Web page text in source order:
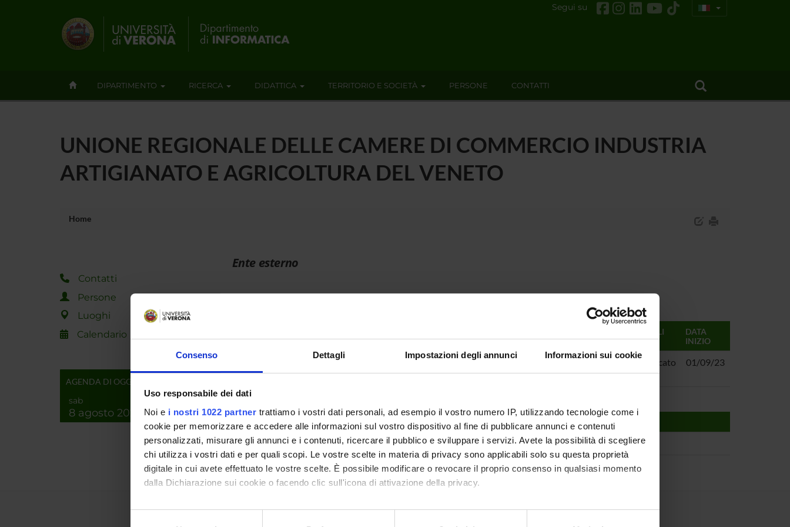
Consenso Dettagli Impostazioni degli annunci Informazioni sui cookie
Uso responsabile dei dati
Noi e i nostri 1022 partner trattiamo i vostri dati personali, ad esempio il vostro numero IP, utilizzando tecnologie come i
cookie per memorizzare e accedere alle informazioni sul vostro dispositivo al fine di pubblicare annunci e contenuti
personalizzati, misurare gli annunci e i contenuti, ricercare il pubblico e sviluppare i servizi. Avete la possibilità di scegliere
chi utilizza i vostri dati e per quali scopi. Le vostre scelte in materia di privacy sono applicabili solo su questa proprietà
digitale in cui avete effettuato le vostre scelte. È possibile modificare o revocare il proprio consenso in qualsiasi momento
dalla Dichiarazione sui cookie o facendo clic sull'icona di attivazione della privacy.
Con il tuo consenso, vorremmo anche:
Segui su
DIPARTIMENTO RICERCA DIDATTICA TERRITORIO E SOCIETÀ PERSONE CONTATTI
UNIONE REGIONALE DELLE CAMERE DI COMMERCIO INDUSTRIA
ARTIGIANATO E AGRICOLTURA DEL VENETO
Home
Contatti
Persone
Luoghi
Calendario
AGENDA DI OGGI
sab
8 agosto 2026
Ente esterno
RESPONSABILI
DATA
INIZIO
Organizzazione di eventi divulgativi rivolti alle PMI del Veneto e realizzazione di
contenuti digitali
Mariano Ceccato 01/09/23
NUMERO
2023 1